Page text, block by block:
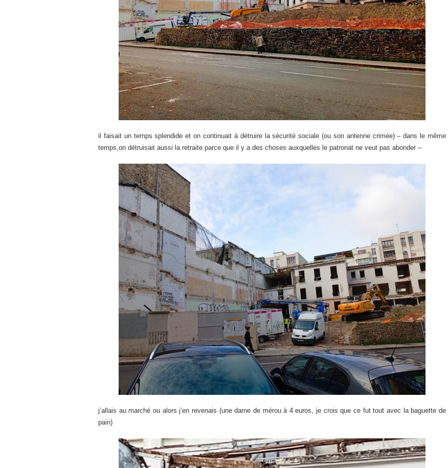
il faisait un temps splendide et on continuait à détruire la sécurité sociale (ou son antenne crimée) – dans le même
temps,on détruisait aussi la retraite parce que il y a des choses auxquelles le patronat ne veut pas abonder –
j’allais au marché ou alors j’en revenais (une darne de mérou à 4 euros, je crois que ce fut tout avec la baguette de
pain)